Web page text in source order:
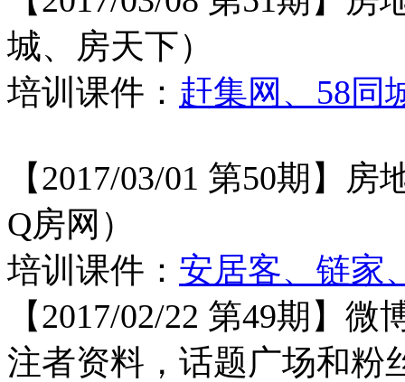
城、房天下）
培训课件： 赶集网、58同
【2017/03/01 第50期】
Q房网）
培训课件： 安居客、链家
【2017/02/22 第49期】
注者资料，话题广场和粉